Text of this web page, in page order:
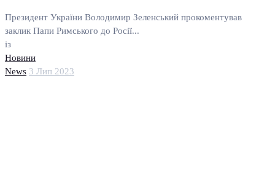
Президент України Володимир Зеленський прокоментував
заклик Папи Римського до Росії...
із
Новини
News 3 Лип 2023